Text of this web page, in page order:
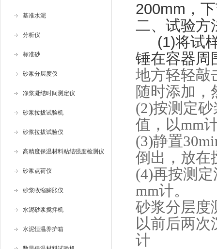
基准水泥
分析仪
标准砂
砂浆分层度仪
净浆凝结时间测定仪
砂浆拉拔试验机
砂浆拉拔试验仪
高精度保温材料粘结强度检测仪
砂浆点荷仪
砂浆收缩膨胀仪
水泥砂浆搅拌机
水泥恒温养护箱
200mm，
二、 试验方
(1)将试样
锤在容器周
地方轻轻敲
随时添加，
(2)按测定
值，以mm
(3)静置
倒出，放在
(4)再按测
mm计。
砂浆分层度
以前后两次
计